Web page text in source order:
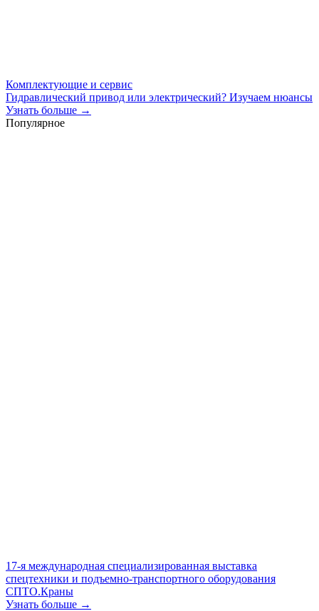
Комплектующие и сервис
Гидравлический привод или электрический? Изучаем нюансы
Узнать больше →
Популярное
17-я международная специализированная выставка
спецтехники и подъемно-транспортного оборудования
СПТО.Краны
Узнать больше →